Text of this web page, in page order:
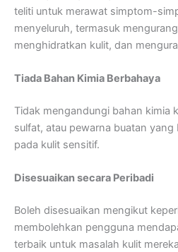
teliti untuk merawat simptom-
menyeluruh, termasuk
menghidratkan kulit, dan
Tiada Bahan Kimia Berbahaya
Tidak mengandungi bahan kimia
sulfat, atau pewarna buatan
pada kulit sensitif.
Disesuaikan secara Peribadi
Boleh disesuaikan mengikut
membolehkan pengguna
terbaik untuk masalah kulit